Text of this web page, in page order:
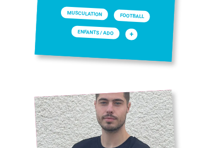
MUSCULATION FOOTBALL
ENFANTS / ADO +